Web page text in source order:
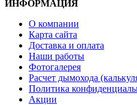
ИНФОРМАЦИЯ
О компании
Карта сайта
Доставка и оплата
Наши работы
Фотогалерея
Расчет дымохода
Политика
Акции